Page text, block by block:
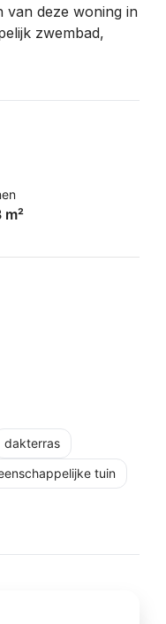
van deze woning in
zwembad,
m²
dakterras
tuin